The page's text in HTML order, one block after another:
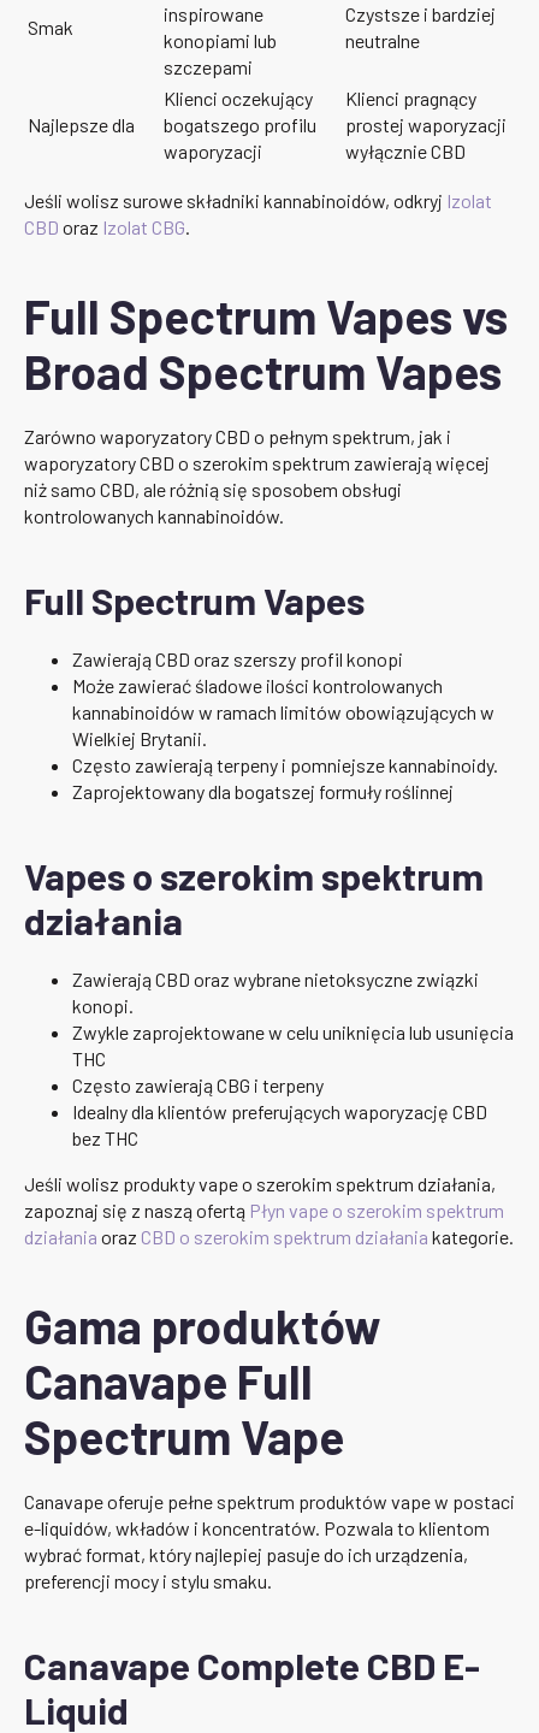
Smak
inspirowane
konopiami lub
szczepami
Czystsze i bardziej
neutralne
Najlepsze dla
Klienci oczekujący
bogatszego profilu
waporyzacji
Klienci pragnący
prostej waporyzacji
wyłącznie CBD
Jeśli wolisz surowe składniki kannabinoidów, odkryj Izolat
CBD oraz Izolat CBG.
Full Spectrum Vapes vs
Broad Spectrum Vapes
Zarówno waporyzatory CBD o pełnym spektrum, jak i
waporyzatory CBD o szerokim spektrum zawierają więcej
niż samo CBD, ale różnią się sposobem obsługi
kontrolowanych kannabinoidów.
Full Spectrum Vapes
Zawierają CBD oraz szerszy profil konopi
Może zawierać śladowe ilości kontrolowanych
kannabinoidów w ramach limitów obowiązujących w
Wielkiej Brytanii.
Często zawierają terpeny i pomniejsze kannabinoidy.
Zaprojektowany dla bogatszej formuły roślinnej
Vapes o szerokim spektrum
działania
Zawierają CBD oraz wybrane nietoksyczne związki
konopi.
Zwykle zaprojektowane w celu uniknięcia lub usunięcia
THC
Często zawierają CBG i terpeny
Idealny dla klientów preferujących waporyzację CBD
bez THC
Jeśli wolisz produkty vape o szerokim spektrum działania,
zapoznaj się z naszą ofertą Płyn vape o szerokim spektrum
działania oraz CBD o szerokim spektrum działania kategorie.
Gama produktów
Canavape Full
Spectrum Vape
Canavape oferuje pełne spektrum produktów vape w postaci
e-liquidów, wkładów i koncentratów. Pozwala to klientom
wybrać format, który najlepiej pasuje do ich urządzenia,
preferencji mocy i stylu smaku.
Canavape Complete CBD E-
Liquid